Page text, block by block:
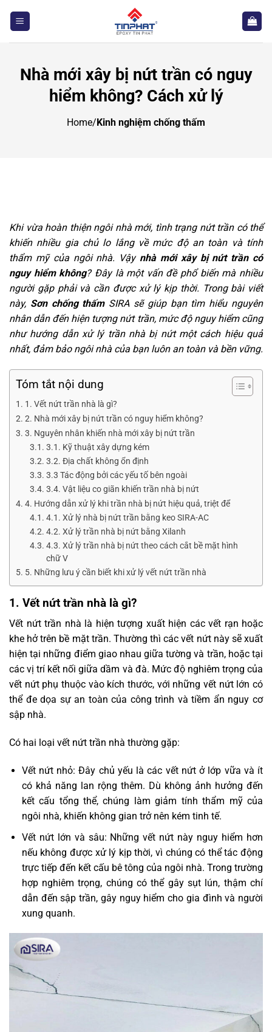
Nhà mới xây bị nứt trần có nguy
hiểm không? Cách xử lý
Home/ Kinh nghiệm chống thấm
Khi vừa hoàn thiện ngôi nhà mới, tình trạng nứt trần có thể
khiến nhiều gia chủ lo lắng về mức độ an toàn và tính
thẩm mỹ của ngôi nhà. Vậy nhà mới xây bị nứt trần có
nguy hiểm không? Đây là một vấn đề phổ biến mà nhiều
người gặp phải và cần được xử lý kịp thời. Trong bài viết
này, Sơn chống thấmSIRA sẽ giúp bạn tìm hiểu nguyên
nhân dẫn đến hiện tượng nứt trần, mức độ nguy hiểm cũng
như hướng dẫn xử lý trần nhà bị nứt một cách hiệu quả
nhất, đảm bảo ngôi nhà của bạn luôn an toàn và bền vững.
Tóm tắt nội dung
1. Vết nứt trần nhà là gì?
2. Nhà mới xây bị nứt trần có nguy hiểm không?
3. Nguyên nhân khiến nhà mới xây bị nứt trần
3.1. Kỹ thuật xây dựng kém
3.2. Địa chất không ổn định
3.3 Tác động bởi các yếu tố bên ngoài
3.4. Vật liệu co giãn khiến trần nhà bị nứt
4. Hướng dẫn xử lý khi trần nhà bị nứt hiệu quả, triệt để
4.1. Xử lý nhà bị nứt trần bằng keo SIRA-AC
4.2. Xử lý trần nhà bị nứt bằng Xilanh
4.3. Xử lý trần nhà bị nứt theo cách cắt bề mặt hình
chữ V
5. Những lưu ý cần biết khi xử lý vết nứt trần nhà
1. Vết nứt trần nhà là gì?
Vết nứt trần nhà là hiện tượng xuất hiện các vết rạn hoặc
khe hở trên bề mặt trần. Thường thì các vết nứt này sẽ xuất
hiện tại những điểm giao nhau giữa tường và trần, hoặc tại
các vị trí kết nối giữa dầm và đà. Mức độ nghiêm trọng của
vết nứt phụ thuộc vào kích thước, với những vết nứt lớn có
thể đe dọa sự an toàn của công trình và tiềm ẩn nguy cơ
sập nhà.
Có hai loại vết nứt trần nhà thường gặp:
Vết nứt nhỏ: Đây chủ yếu là các vết nứt ở lớp vữa và ít
có khả năng lan rộng thêm. Dù không ảnh hưởng đến
kết cấu tổng thể, chúng làm giảm tính thẩm mỹ của
ngôi nhà, khiến không gian trở nên kém tinh tế.
Vết nứt lớn và sâu: Những vết nứt này nguy hiểm hơn
nếu không được xử lý kịp thời, vì chúng có thể tác động
trực tiếp đến kết cấu bê tông của ngôi nhà. Trong trường
hợp nghiêm trọng, chúng có thể gây sụt lún, thậm chí
dẫn đến sập trần, gây nguy hiểm cho gia đình và người
xung quanh.